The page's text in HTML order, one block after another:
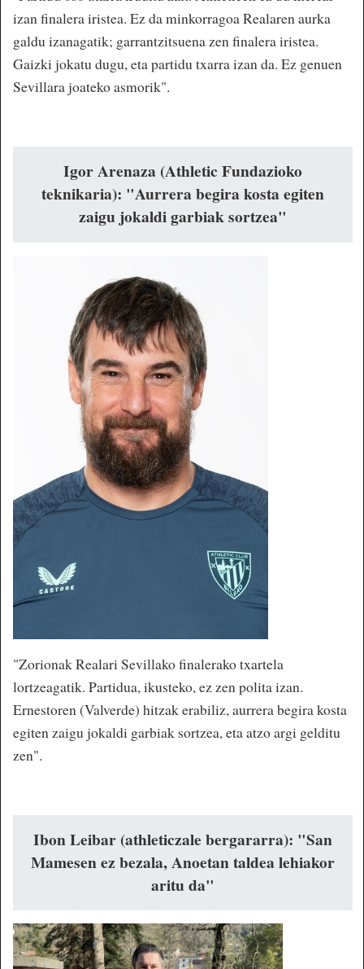
izan finalera iristea. Ez da minkorragoa Realaren aurka
galdu izanagatik; garrantzitsuena zen finalera iristea.
Gaizki jokatu dugu, eta partidu txarra izan da. Ez genuen
Sevillara joateko asmorik".
Igor Arenaza (Athletic Fundazioko
teknikaria): "Aurrera begira kosta egiten
zaigu jokaldi garbiak sortzea"
"Zorionak Realari Sevillako finalerako txartela
lortzeagatik. Partidua, ikusteko, ez zen polita izan.
Ernestoren (Valverde) hitzak erabiliz, aurrera begira kosta
egiten zaigu jokaldi garbiak sortzea, eta atzo argi gelditu
zen".
Ibon Leibar (athleticzale bergararra): "San
Mamesen ez bezala, Anoetan taldea lehiakor
aritu da"